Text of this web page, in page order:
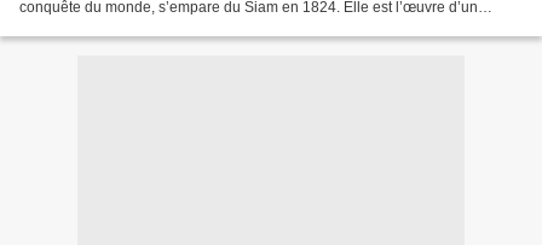
conquête du monde, s’empare du Siam en 1824. Elle est l’œuvre d’un